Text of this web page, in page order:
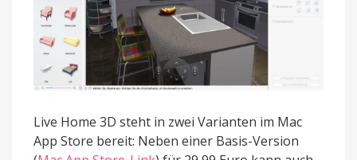
Live Home 3D steht in zwei Varianten im Mac
App Store bereit: Neben einer Basis-Version